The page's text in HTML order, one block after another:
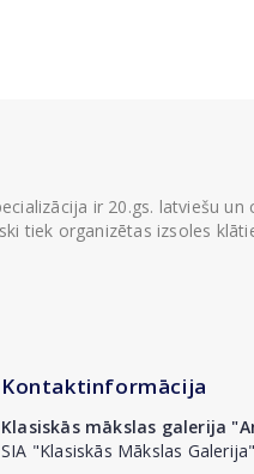
ir 20.gs. latviešu un
tiek organizētas izsoles
Kontaktinformācija
Klasiskās mākslas galerija
SIA "Klasiskās Mākslas Galerija"